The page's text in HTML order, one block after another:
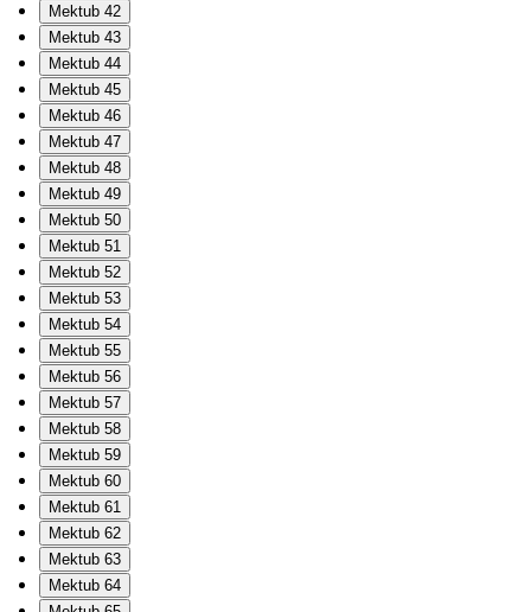
Mektub 42
Mektub 43
Mektub 44
Mektub 45
Mektub 46
Mektub 47
Mektub 48
Mektub 49
Mektub 50
Mektub 51
Mektub 52
Mektub 53
Mektub 54
Mektub 55
Mektub 56
Mektub 57
Mektub 58
Mektub 59
Mektub 60
Mektub 61
Mektub 62
Mektub 63
Mektub 64